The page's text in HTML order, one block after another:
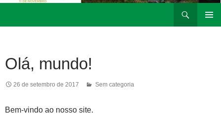
Olá, mundo!
26 de setembro de 2017 Sem categoria
Bem-vindo ao nosso site.